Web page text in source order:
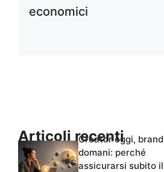
economici
Articoli recenti
Creator oggi, brand
domani: perché
assicurarsi subito il